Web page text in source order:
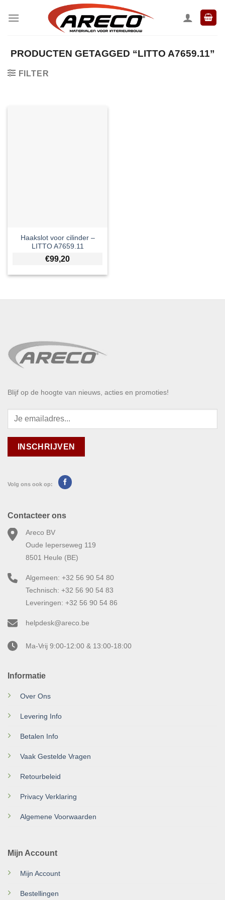
naar
PRODUCTEN GETAGGED “LITTO A7659.11”
FILTER
Haakslot voor cilinder –
LITTO A7659.11
€99,20
Blijf op de hoogte van nieuws, acties en promoties!
Volg ons ook op:
Informatie
Over Ons
Levering Info
Betalen Info
Vaak Gestelde Vragen
Retourbeleid
Privacy Verklaring
Algemene Voorwaarden
Mijn Account
Mijn Account
Bestellingen
Contacteer ons
Areco BV
Oude Ieperseweg 119
8501 Heule (BE)
Algemeen: +32 56 90 54 80
Technisch: +32 56 90 54 83
Leveringen: +32 56 90 54 86
helpdesk@areco.be
Ma-Vrij 9:00-12:00 & 13:00-18:00